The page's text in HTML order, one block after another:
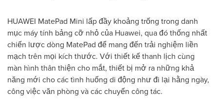
HUAWEI MatePad Mini lấp đầy khoảng trống trong danh
mục máy tính bảng cỡ nhỏ của Huawei, qua đó thống nhất
chiến lược dòng MatePad để mang đến trải nghiệm liền
mạch trên mọi kích thước. Với thiết kế thanh lịch cùng
màn hình thân thiện cho mắt, thiết bị mở ra những khả
năng mới cho các tình huống di động như đi lại hằng ngày,
công việc văn phòng và các chuyến công tác.